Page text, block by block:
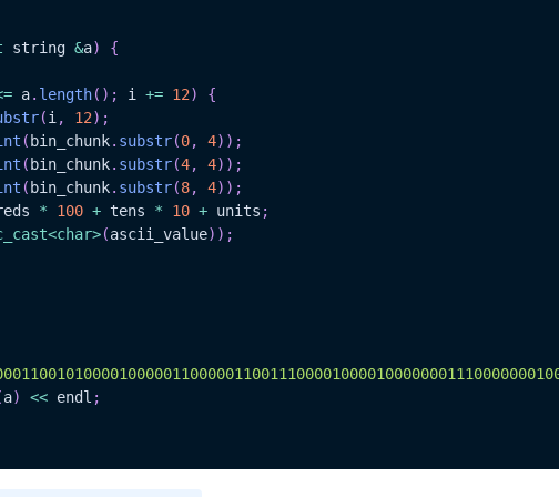
string &a)
{
a. length( ) ; i += 12)
{
(i , 12) ;
( bin_chunk. substr(0, 4) ) ;
( bin_chunk. substr(4, 4) ) ;
( bin_chunk. substr(8, 4) ) ;
* 100 + tens * 10 + units ;
<char>(ascii_value) ) ;
a) << endl ;